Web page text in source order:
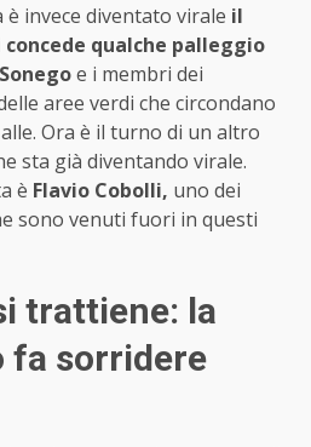
invece diventato virale il
concede qualche palleggio
e i membri dei
aree verdi che circondano
Ora è il turno di un altro
sta già diventando virale.
è Flavio Cobolli, uno dei
sono venuti fuori in questi
trattiene: la
fa sorridere